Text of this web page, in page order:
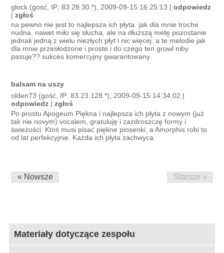
glock (gość, IP: 83.28.30.*), 2009-09-15 16:25:13 |odpowiedz
|zgłoś
na pewno nie jest to najlepsza ich płyta. jak dla mnie troche
nudna. nawet miło się słucha, ale na dłuższą metę pozostanie
jednak jedną z wielu niezłych płyt i nic więcej. a te melodie jak
dla mnie przesłodzone i proste i do czego ten growl niby
pasuje?? sukces komercyjny gwarantowany.
balsam na uszy
olden73 (gość, IP: 83.23.128.*), 2009-09-15 14:34:02 |
odpowiedz |zgłoś
Po prostu Apogeum Piękna i najlepsza ich płyta z nowym (już
tak nie novym) vocalem, gratuluję i zazdroszczę formy i
świeżości. Ktoś musi pisać piękne piosenki, a Amorphis robi to
od lat perfekcyjnie. Każda ich płyta zachwyca.
« Nowsze Starsze »
Materiały dotyczące zespołu